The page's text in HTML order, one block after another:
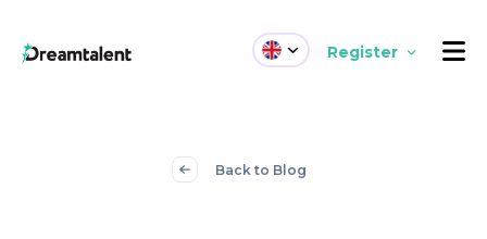
Register
Back to Blog